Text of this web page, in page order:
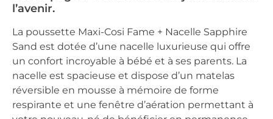
l’avenir.
La poussette Maxi-Cosi Fame + Nacelle Sapphire
Sand est dotée d’une nacelle luxurieuse qui offre
un confort incroyable à bébé et à ses parents. La
nacelle est spacieuse et dispose d’un matelas
réversible en mousse à mémoire de forme
respirante et une fenêtre d’aération permettant à